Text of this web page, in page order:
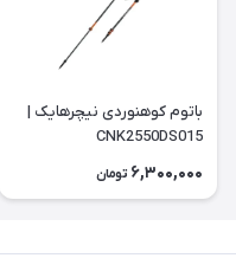
باتوم کوهنوردی نیچرهایک |
CNK2550DS015
6,300,000 تومان